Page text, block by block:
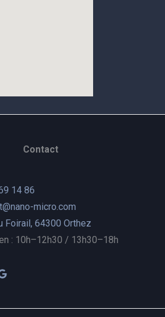
Contact
14 86
micro.com
Foirail, 64300 Orthez
: 10h–12h30 / 13h30–18h